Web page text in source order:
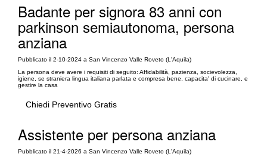
Badante per signora 83 anni con
parkinson semiautonoma, persona
anziana
Pubblicato il 2-10-2024 a San Vincenzo Valle Roveto (L'Aquila)
La persona deve avere i requisiti di seguito: Affidabilità, pazienza, socievolezza,
igiene, se straniera lingua italiana parlata e compresa bene, capacita' di cucinare, e
gestire la casa
Chiedi Preventivo Gratis
Assistente per persona anziana
Pubblicato il 21-4-2026 a San Vincenzo Valle Roveto (L'Aquila)